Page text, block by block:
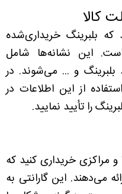
کالا
بلبرینگ خریداری‌شده
این نشانه‌ها شامل
و ... می‌شوند. در
از این اطلاعات در
را تأیید نمایید.
و مراکزی خریداری کنید که
می‌دهند. این گارانتی به